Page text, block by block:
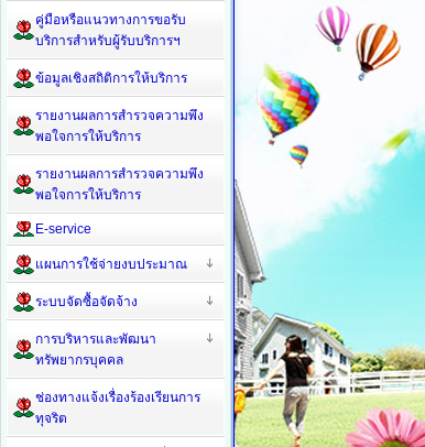
คู่มือหรือแนวทางการขอรับ
บริการสำหรับผู้รับบริการฯ
ข้อมูลเชิงสถิติการให้บริการ
รายงานผลการสำรวจความพึง
พอใจการให้บริการ
รายงานผลการสำรวจความพึง
พอใจการให้บริการ
E-service
แผนการใช้จ่ายงบประมาณ
ระบบจัดซื้อจัดจ้าง
การบริหารและพัฒนา
ทรัพยากรบุคคล
ช่องทางแจ้งเรื่องร้องเรียนการ
ทุจริต